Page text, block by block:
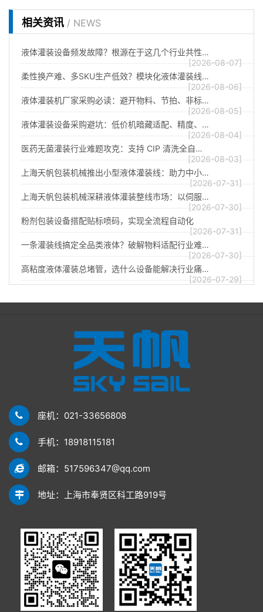
相关资讯 / NEWS
液体灌装设备频发故障？根源在于这几个行业共性…
[2026-08-07]
柔性换产难、多SKU生产低效？模块化液体灌装线…
[2026-08-06]
液体灌装机厂家采购必读：避开物料、节拍、非标…
[2026-08-05]
液体灌装设备采购避坑：低价机暗藏适配、精度、…
[2026-08-04]
医药无菌灌装行业难题攻克：支持 CIP 清洗全自…
[2026-08-03]
上海天帆包装机械推出小型液体灌装线：助力中小…
[2026-07-31]
上海天帆包装机械深耕液体灌装整线市场：以伺服…
[2026-07-30]
粉剂包装设备搭配贴标喷码，实现全流程自动化
[2026-07-31]
一条灌装线搞定全品类液体？破解物料适配行业难…
[2026-07-30]
高粘度液体灌装总堵管，选什么设备能解决行业痛…
[2026-07-29]
座机：021-33656808
手机：18918115181
邮箱：517596347@qq.com
地址：上海市奉贤区科工路919号